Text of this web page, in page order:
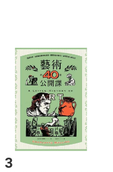
售之商品為電子書，
場，並於「我的訂單
為您辦理退款事宜。
，恕無法以單支商品取
登入帳號
Login
Step2.登入
3